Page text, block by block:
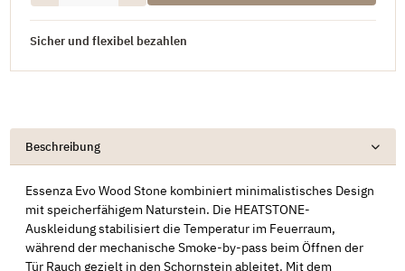
Sicher und flexibel bezahlen
Beschreibung
Essenza Evo Wood Stone kombiniert minimalistisches Design
mit speicherfähigem Naturstein. Die HEATSTONE-
Auskleidung stabilisiert die Temperatur im Feuerraum,
während der mechanische Smoke-by-pass beim Öffnen der
Tür Rauch gezielt in den Schornstein ableitet. Mit dem